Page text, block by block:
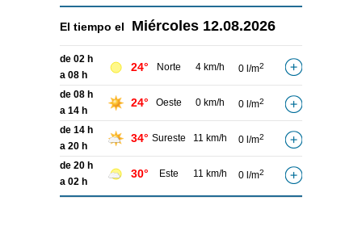
El tiempo el Miércoles 12.08.2026
de 02 h
a 08 h
24° Norte 4 km/h 0 l/m2
de 08 h
a 14 h
24° Oeste 0 km/h 0 l/m2
de 14 h
a 20 h
34° Sureste 11 km/h 0 l/m2
de 20 h
a 02 h
30° Este 11 km/h 0 l/m2